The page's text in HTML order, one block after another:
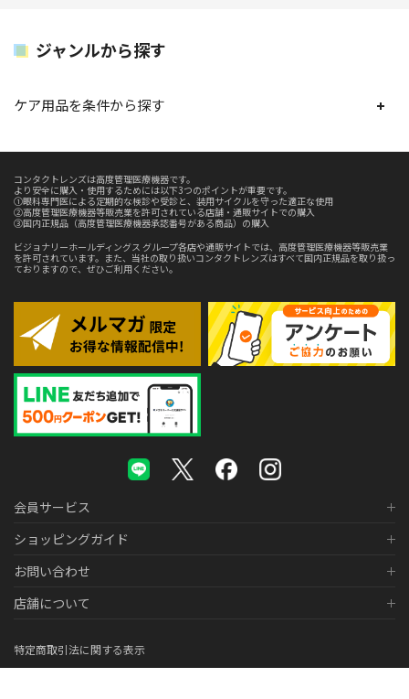
ジャンルから探す
ケア用品を条件から探す
コンタクトレンズは高度管理医療機器です。
より安全に購入・使用するためには以下3つのポイントが重要です。
①眼科専門医による定期的な検診や受診と、装用サイクルを守った適正な使用
②高度管理医療機器等販売業を許可されている店舗・通販サイトでの購入
③国内正規品（高度管理医療機器承認番号がある商品）の購入
ビジョナリーホールディングス グループ各店や通販サイトでは、高度管理医療機器等販売業
を許可されています。また、当社の取り扱いコンタクトレンズはすべて国内正規品を取り扱っ
ておりますので、ぜひご利用ください。
会員サービス
ショッピングガイド
お問い合わせ
店舗について
特定商取引法に関する表示